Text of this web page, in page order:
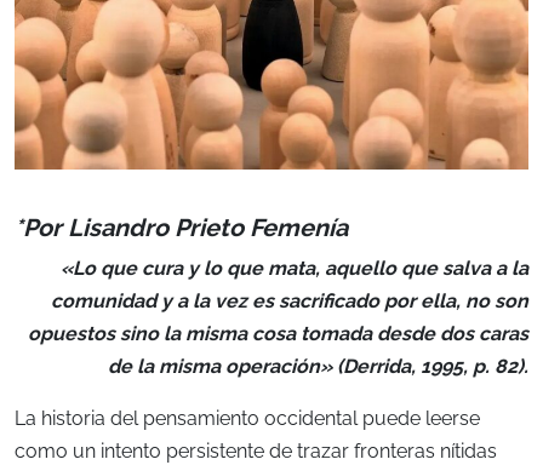
*Por Lisandro Prieto Femenía
«Lo que cura y lo que mata, aquello que salva a la
comunidad y a la vez es sacrificado por ella, no son
opuestos sino la misma cosa tomada desde dos caras
de la misma operación» (Derrida, 1995, p. 82).
La historia del pensamiento occidental puede leerse
como un intento persistente de trazar fronteras nítidas